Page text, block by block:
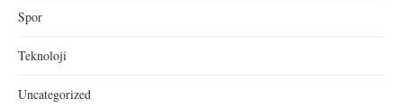
Spor
Teknoloji
Uncategorized